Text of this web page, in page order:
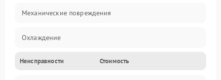
Механические повреждения
Охлаждение
Механика
Неисправности Стоимость